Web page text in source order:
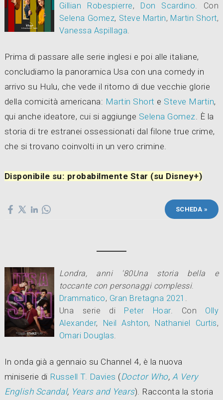
Gillian Robespierre, Don Scardino
Con
Selena Gomez, Steve Martin, Martin Short,
Vanessa Aspillaga
Prima di passare alle serie inglesi e poi alle italiane,
concludiamo la panoramica Usa con una comedy in
arrivo su Hulu, che vede il ritorno di due vecchie glorie
della comicità americana: Martin Short e Steve Martin,
qui anche ideatore, cui si aggiunge Selena Gomez . È la
storia di tre estranei ossessionati dal filone true crime,
che si trovano coinvolti in un vero crimine.
Disponibile su: probabilmente Star (su Disney+)
SCHEDA »
Londra, anni '80Una storia bella e
toccante con personaggi complessi.
Drammatico, Gran Bretagna 2021
Una serie di Peter Hoar. Con Olly
Alexander, Neil Ashton, Nathaniel Curtis,
Omari Douglas
In onda già a gennaio su Channel 4, è la nuova
miniserie di Russell T. Davies (Doctor Who, A Very
English Scandal, Years and Years). Racconta la storia